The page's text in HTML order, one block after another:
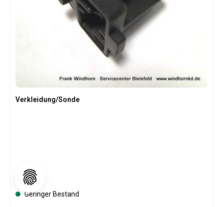
Verkleidung/Sonde
Regulärer Preis:
4,75 €
Geringer Bestand